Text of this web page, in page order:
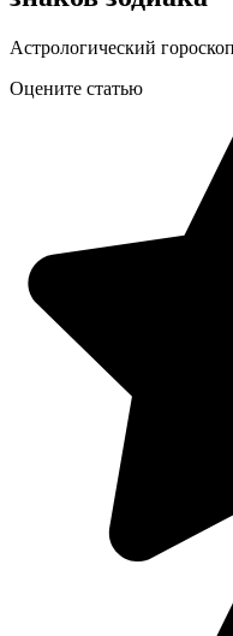
Астрологический
Оцените статью